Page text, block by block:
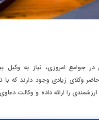
در جوامع امروزی، نیاز به
وکلای زیادی وجود دارند که با
را ارائه داده و وکالت